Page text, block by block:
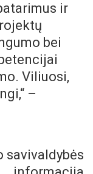
ir
bei
Viliuosi,
–
savivaldybės